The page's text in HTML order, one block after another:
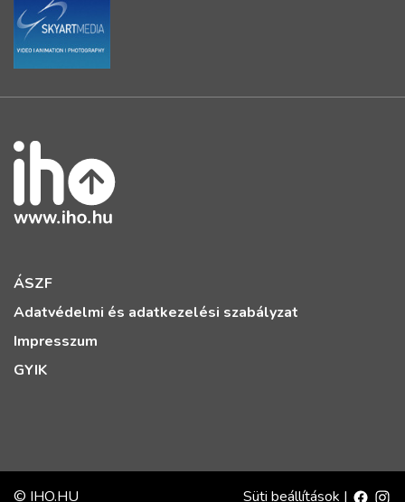
ÁSZF
Adatvédelmi és adatkezelési szabályzat
Impresszum
GYIK
© IHO.HU Süti beállítások |